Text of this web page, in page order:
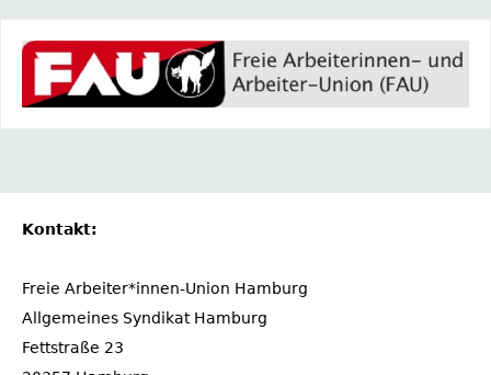
Kontakt:
Freie Arbeiter*innen-Union Hamburg
Allgemeines Syndikat Hamburg
Fettstraße 23